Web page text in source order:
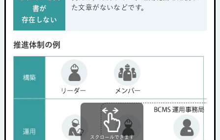
書が
存在しない
た文章がないなどです。
推進体制の例
スクロールできます